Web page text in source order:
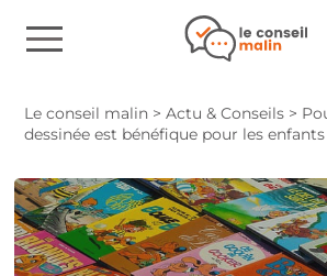
Le conseil malin >Actu & Conseils >
dessinée est bénéfique pour les enfants